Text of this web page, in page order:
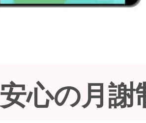
安心の月謝